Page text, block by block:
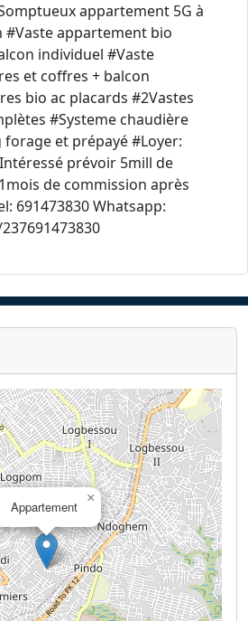
appartement 5G à
appartement bio
individuel #Vaste
et coffres + balcon
bio ac placards #2Vastes
#Systeme chaudière
et prépayé #Loyer:
prévoir 5mill de
de commission après
691473830 Whatsapp:
Appartement
×